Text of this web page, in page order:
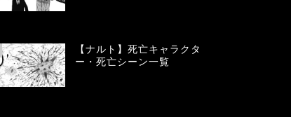
【ナルト】死亡キャラクタ
ー・死亡シーン一覧